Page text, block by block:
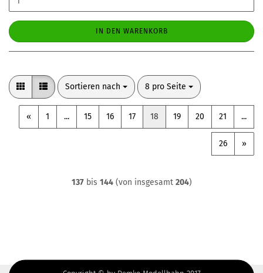
IN DEN WARENKORB
Sortieren nach
Sortieren nach 8 pro Seite
pro Seite
« 1 ... 15 16 17 18 19 20 21 ...
26 »
137bis 144(von insgesamt 204)